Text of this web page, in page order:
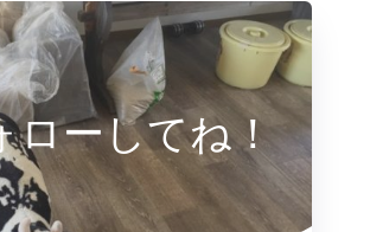
ローしてね！